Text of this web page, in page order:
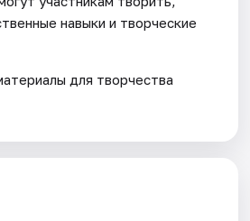
навыки и творческие
для творчества